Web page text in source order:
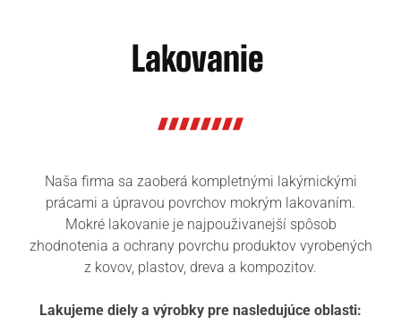
Lakovanie
Naša firma sa zaoberá kompletnými lakýrnickými
prácami a úpravou povrchov mokrým lakovaním.
Mokré lakovanie je najpouživanejší spôsob
zhodnotenia a ochrany povrchu produktov vyrobených
z kovov, plastov, dreva a kompozitov.
Lakujeme diely a výrobky pre nasledujúce oblasti: